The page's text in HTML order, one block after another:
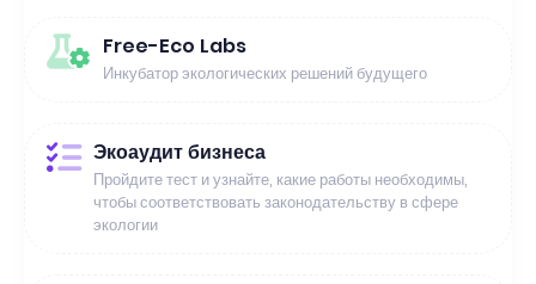
Free-Eco Labs
Инкубатор экологических решений будущего
Экоаудит бизнеса
Пройдите тест и узнайте, какие работы необходимы,
чтобы соответствовать законодательству в сфере
экологии